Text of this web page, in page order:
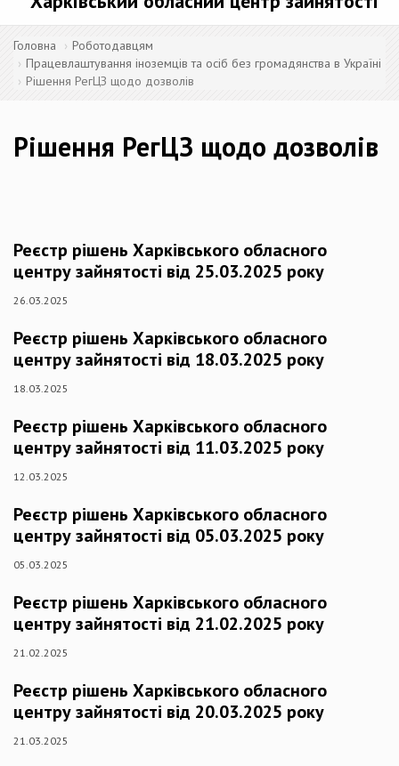
Головна
Роботодавцям
Працевлаштування іноземців та осіб без громадянства в Україні
Рішення РегЦЗ щодо дозволів
Рішення РегЦЗ щодо дозволів
Реєстр рішень Харківського обласного
центру зайнятості від 25.03.2025 року
26.03.2025
Реєстр рішень Харківського обласного
центру зайнятості від 18.03.2025 року
18.03.2025
Реєстр рішень Харківського обласного
центру зайнятості від 11.03.2025 року
12.03.2025
Реєстр рішень Харківського обласного
центру зайнятості від 05.03.2025 року
05.03.2025
Реєстр рішень Харківського обласного
центру зайнятості від 21.02.2025 року
21.02.2025
Реєстр рішень Харківського обласного
центру зайнятості від 20.03.2025 року
21.03.2025